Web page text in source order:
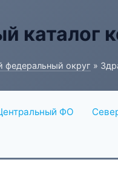
каталог
федеральный округ »
ФО